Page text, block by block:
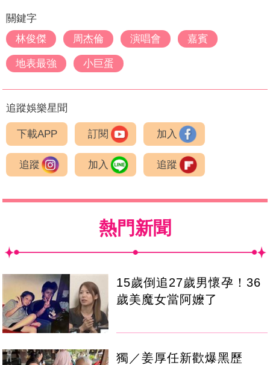
關鍵字
林俊傑
周杰倫 演唱會 嘉賓
地表最強 小巨蛋
追蹤娛樂星聞
下載APP 訂閱 加入
追蹤 加入 追蹤
熱門新聞
15歲倒追27歲男懷孕！36
歲美魔女當阿嬤了
獨／姜厚任新歡爆黑歷